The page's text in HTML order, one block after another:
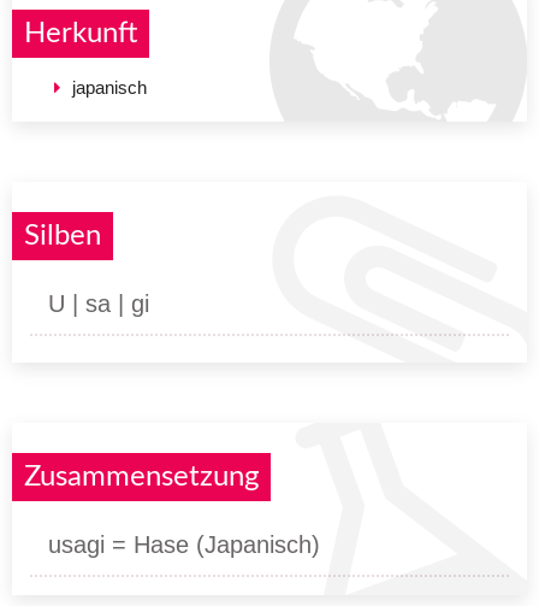
Herkunft
japanisch
Silben
U | sa | gi
Zusammensetzung
usagi = Hase (Japanisch)